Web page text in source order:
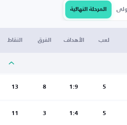
المرحلة النهائية
لعب الأهداف الفرق النقاط
5
1:9
8
13
5
1:4
3
11